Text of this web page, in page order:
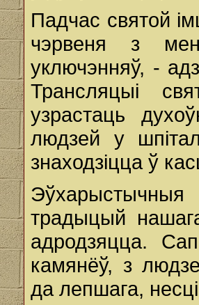
Падчас святой
чэрвеня з
уключэнняў, -
Трансляцыі
узрастаць
людзей у
знаходзіцца ў
традыцый
адродзяцца.
камянёў, з
да лепшага,